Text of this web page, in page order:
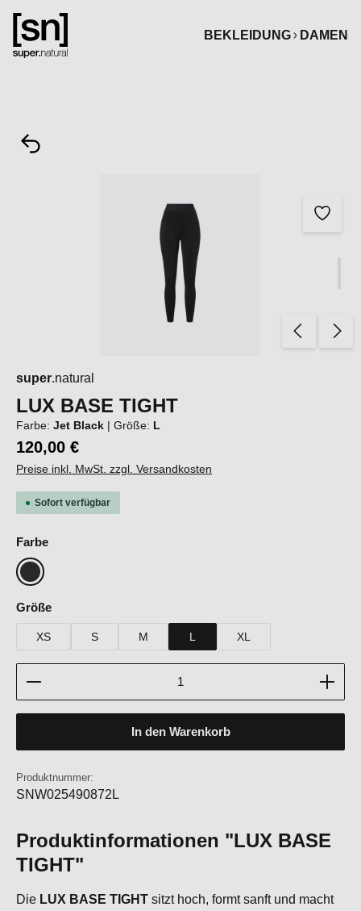
springen
BEKLEIDUNG
DAMEN
super.natural
LUX BASE TIGHT
Farbe: Jet Black | Größe: L
120,00 €
Preise inkl. MwSt. zzgl. Versandkosten
Sofort verfügbar
Farbeauswählen
Jet Black
Größeauswählen
XS S M L XL
Produkt Anzahl: Gib den gewünschten Wert ein
In den Warenkorb
Produktnummer:
SNW025490872L
Produktinformationen "LUX BASE
TIGHT"
Die LUX BASE TIGHT sitzt hoch, formt sanft und macht